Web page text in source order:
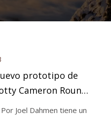
prototipo de
Cameron Round
Dahmen
Joel Dahmen tiene un